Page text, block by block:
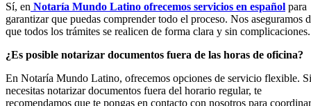
Sí, en Notaría Mundo Latino ofrecemos servicios en español para
garantizar que puedas comprender todo el proceso. Nos aseguramos
que todos los trámites se realicen de forma clara y sin complicaciones.
¿Es posible notarizar documentos fuera de las horas de oficina?
En Notaría Mundo Latino, ofrecemos opciones de servicio flexible. Si
necesitas notarizar documentos fuera del horario regular, te
recomendamos que te pongas en contacto con nosotros para coordinar